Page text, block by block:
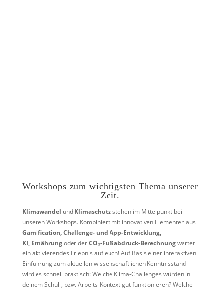
Workshops zum wichtigsten Thema unserer
Zeit.
Klimawandel und Klimaschutzstehen im Mittelpunkt bei
unseren Workshops. Kombiniert mit innovativen Elementen aus
Gamification, Challenge- und App-Entwicklung,
KI, Ernährungoder derCO₂-Fußabdruck-Berechnungwartet
ein aktivierendes Erlebnis auf euch!Auf Basis einer interaktiven
Einführung zum aktuellen wissenschaftlichen Kenntnisstand
wird es schnell praktisch: Welche Klima-Challenges würden in
deinem Schul-, bzw. Arbeits-Kontext gut funktionieren? Welche